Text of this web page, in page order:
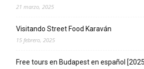
21 marzo, 2025
Visitando Street Food Karaván
15 febrero, 2025
Free tours en Budapest en español